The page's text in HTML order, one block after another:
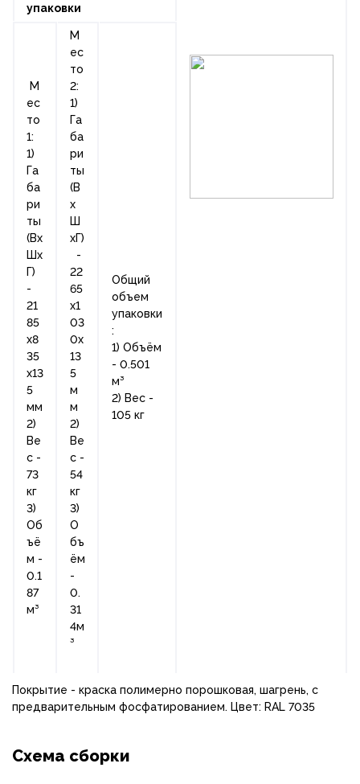
упаковки
М
ес
то
1:
1)
Га
ба
ри
ты
(Вх
Шх
Г)
-
21
85
х8
35
х13
5
мм
2)
Ве
с -
73
кг
3)
Об
ъё
м -
0.1
87
м³
М
ес
то
2:
1)
Га
ба
ри
ты
(В
х
Ш
хГ)
-
22
65
х1
03
0х
13
5
м
м
2)
Ве
с -
54
кг
3)
О
бъ
ём
-
0.
31
4м
³
Общий
объем
упаковки
:
1) Объём
- 0.501
м³
2) Вес -
105 кг
Покрытие - краска полимерно порошковая, шагрень, с
предварительным фосфатированием. Цвет: RAL 7035
Схема сборки